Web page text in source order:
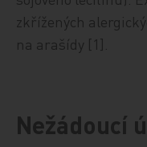
zkřížených
na arašídy [1].
Nežádoucí